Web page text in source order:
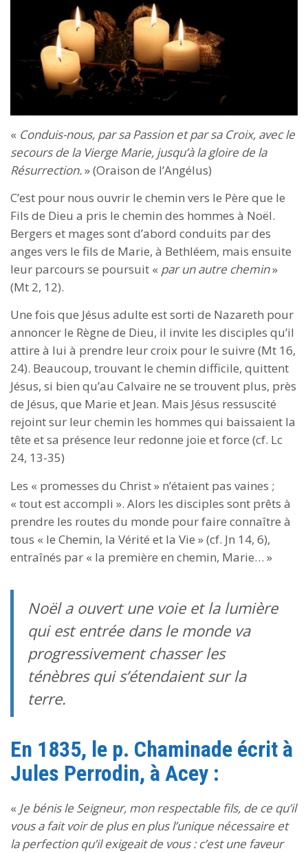
« Conduis-nous, par sa Passion et par sa Croix, avec le
secours de la Vierge Marie, jusqu’à la gloire de la
Résurrection.» (Oraison de l’Angélus)
C’est pour nous ouvrir le chemin vers le Père que le
Fils de Dieu a pris le chemin des hommes à Noël.
Bergers et mages sont d’abord conduits par des
anges vers le fils de Marie, à Bethléem, mais ensuite
leur parcours se poursuit « par un autre chemin»
(Mt 2, 12).
Une fois que Jésus adulte est sorti de Nazareth pour
annoncer le Règne de Dieu, il invite les disciples qu’il
attire à lui à prendre leur croix pour le suivre (Mt 16,
24). Beaucoup, trouvant le chemin difficile, quittent
Jésus, si bien qu’au Calvaire ne se trouvent plus, près
de Jésus, que Marie et Jean. Mais Jésus ressuscité
rejoint sur leur chemin les hommes qui baissaient la
tête et sa présence leur redonne joie et force (cf. Lc
24, 13-35)
Les « promesses du Christ » n’étaient pas vaines ;
« tout est accompli ». Alors les disciples sont prêts à
prendre les routes du monde pour faire connaître à
tous « le Chemin, la Vérité et la Vie » (cf. Jn 14, 6),
entraînés par « la première en chemin, Marie… »
Noël a ouvert une voie et la lumière
qui est entrée dans le monde va
progressivement chasser les
ténèbres qui s’étendaient sur la
terre.
En 1835, le p. Chaminade écrit à
Jules Perrodin, à Acey :
« Je bénis le Seigneur, mon respectable fils, de ce qu’il
vous a fait voir de plus en plus l’unique nécessaire et
la perfection qu’il exigeait de vous : c’est une faveur